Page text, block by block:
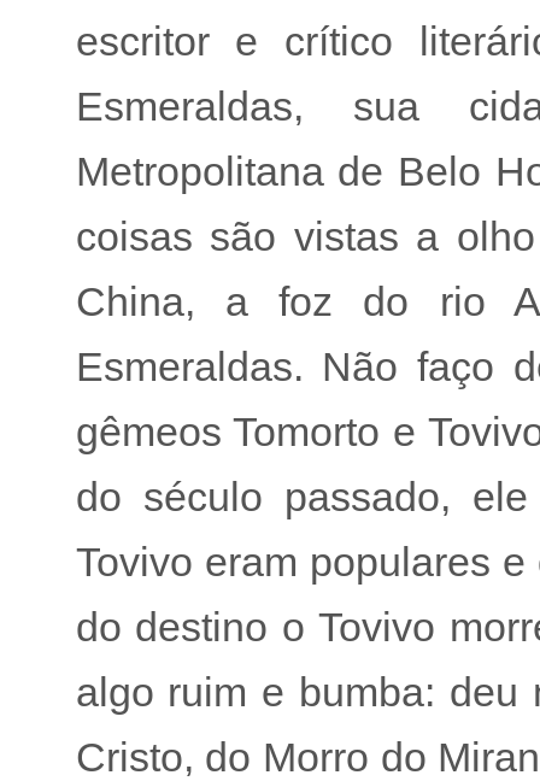
escritor e crítico
Esmeraldas, sua
Metropolitana de Belo
coisas são vistas a
China, a foz do rio
Esmeraldas. Não faço
gêmeos Tomorto e
do século passado,
Tovivo eram populares
do destino o Tovivo
algo ruim e bumba:
Cristo, do Morro do